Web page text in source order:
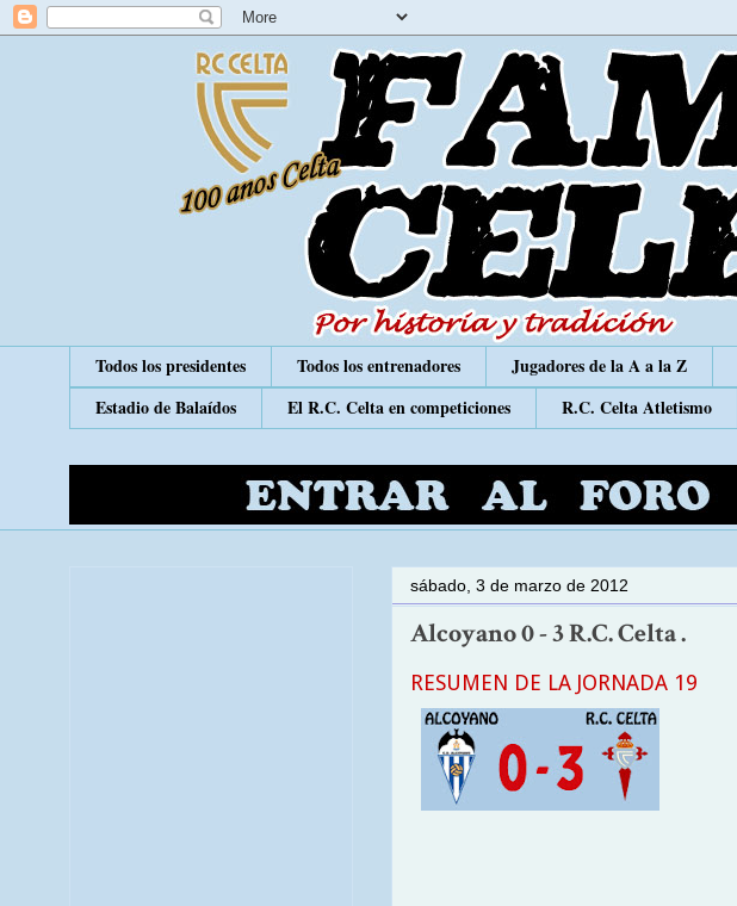
Todos los presidentes Todos los entrenadores Jugadores de la A a la Z
Estadio de Balaídos
El R.C. Celta en competiciones R.C. Celta Atletismo
sábado, 3 de marzo de 2012
Alcoyano 0 - 3 R.C. Celta .
RESUMEN DE LA JORNADA 19